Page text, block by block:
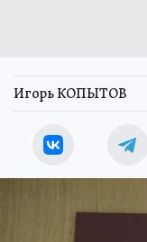
Игорь КОПЫТОВ